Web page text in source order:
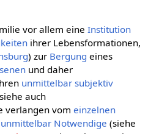
vor allem eine Institution
ihrer Lebensformationen,
) zur Bergung eines
und daher
unmittelbar subjektiv
auch
verlangen vom einzelnen
unmittelbar Notwendige (siehe